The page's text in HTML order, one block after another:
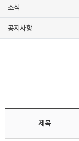
소식
공지사항
제목